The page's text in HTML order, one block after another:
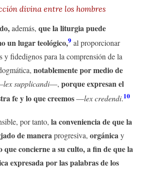
divina entre los hombres
además, que la liturgia puede
un lugar teológico,9al proporcionar
y fidedignos para la comprensión de la
notablemente por medio de
lex supplicandi—, porque expresan el
fe y lo que creemos—lex credendi.10
por tanto, la conveniencia de que la
de maneraprogresiva, orgánicay
que concierne a su culto, a fin de que la
expresada por las palabras de los